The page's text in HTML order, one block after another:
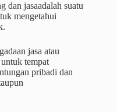
dan jasaadalah suatu
mengetahui
jasa atau
tempat
pribadi dan